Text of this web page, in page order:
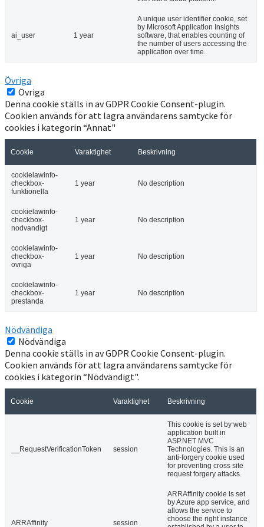
ai_user 1 year
A unique user identifier cookie, set
by Microsoft Application Insights
software, that enables counting of
the number of users accessing the
application over time.
Övriga
Övriga
Denna cookie ställs in av GDPR Cookie Consent-plugin.
Cookien används för att lagra användarens samtycke för
cookies i kategorin “Annat"
Cookie Varaktighet Beskrivning
cookielawinfo-
checkbox-
funktionella
1 year No description
cookielawinfo-
checkbox-
nodvandigt
1 year No description
cookielawinfo-
checkbox-
ovriga
1 year No description
cookielawinfo-
checkbox-
prestanda
1 year No description
Nödvändiga
Nödvändiga
Denna cookie ställs in av GDPR Cookie Consent-plugin.
Cookien används för att lagra användarens samtycke för
cookies i kategorin “Nödvändigt".
Cookie Varaktighet Beskrivning
__RequestVerificationToken session
This cookie is set by web
application built in
ASP.NET MVC
Technologies. This is an
anti-forgery cookie used
for preventing cross site
request forgery attacks.
ARRAffinity session
ARRAffinity cookie is set
by Azure app service, and
allows the service to
choose the right instance